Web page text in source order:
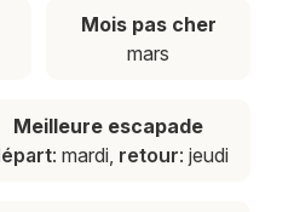
Mois pas cher
mars
Meilleure escapade
: mardi, retour: jeudi